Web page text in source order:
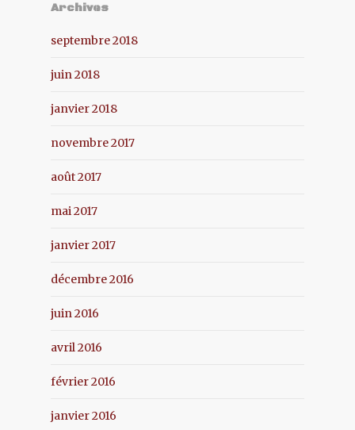
Archives
septembre 2018
juin 2018
janvier 2018
novembre 2017
août 2017
mai 2017
janvier 2017
décembre 2016
juin 2016
avril 2016
février 2016
janvier 2016